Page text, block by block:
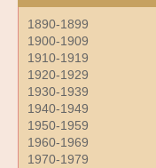
1890-1899
1900-1909
1910-1919
1920-1929
1930-1939
1940-1949
1950-1959
1960-1969
1970-1979